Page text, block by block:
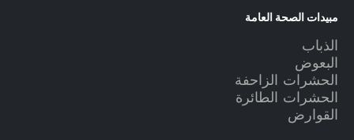
مبيدات الصحة العامة
الذباب
البعوض
الحشرات الزاحفة
الحشرات الطائرة
القوارض